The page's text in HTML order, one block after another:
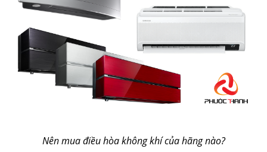
Nên mua điều hòa không khí của hãng nào?